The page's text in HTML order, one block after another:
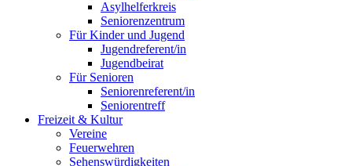
Asylhelferkreis
Seniorenzentrum
Für Kinder und Jugend
Jugendreferent/in
Jugendbeirat
Für Senioren
Seniorenreferent/in
Seniorentreff
Freizeit & Kultur
Vereine
Feuerwehren
Sehenswürdigkeiten